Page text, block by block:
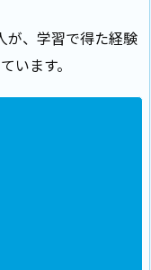
が、学習で得た経験
います。